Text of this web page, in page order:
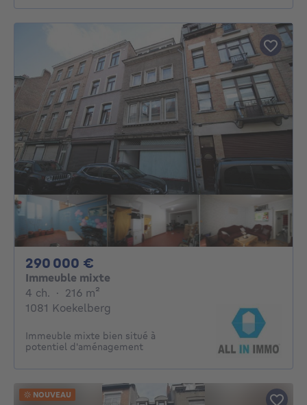
290 000 €
Immeuble mixte
4 ch. 4 chambres
· 216 m²
1081 Koekelberg
Immeuble mixte bien situé à
potentiel d'aménagement
NOUVEAU